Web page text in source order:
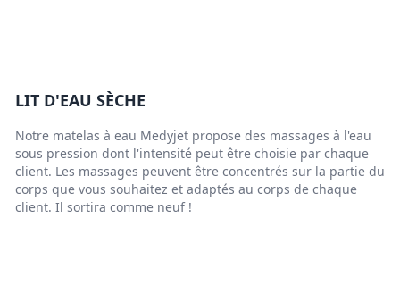
LIT D'EAU SÈCHE
Notre matelas à eau Medyjet propose des massages à l'eau
sous pression dont l'intensité peut être choisie par chaque
client. Les massages peuvent être concentrés sur la partie du
corps que vous souhaitez et adaptés au corps de chaque
client. Il sortira comme neuf !